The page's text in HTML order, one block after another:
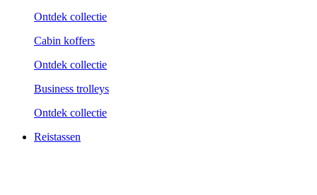
Ontdek collectie
Cabin koffers
Ontdek collectie
Business trolleys
Ontdek collectie
Reistassen